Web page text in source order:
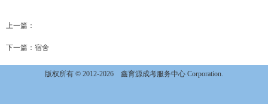
上一篇：
下一篇： 宿舍
版权所有 © 2012-2026 鑫育源成考服务中心 Corporation.